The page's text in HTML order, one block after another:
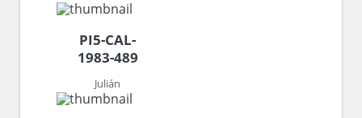
PI5-CAL-
1983-489
Julián